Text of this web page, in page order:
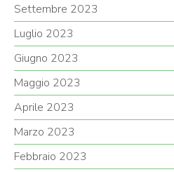
Settembre 2023
Luglio 2023
Giugno 2023
Maggio 2023
Aprile 2023
Marzo 2023
Febbraio 2023